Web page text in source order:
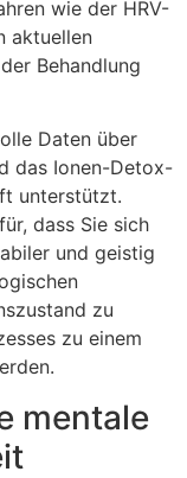
wie der HRV-
aktuellen
Behandlung
Daten über
das Ionen-Detox-
unterstützt.
dass Sie sich
und geistig
zu
zu einem
mentale